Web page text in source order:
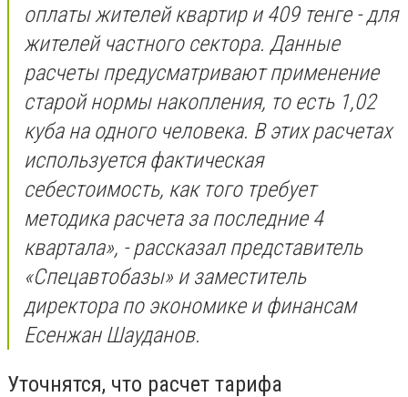
оплаты жителей квартир и 409 тенге - для
жителей частного сектора. Данные
расчеты предусматривают применение
старой нормы накопления, то есть 1,02
куба на одного человека. В этих расчетах
используется фактическая
себестоимость, как того требует
методика расчета за последние 4
квартала», - рассказал представитель
«Спецавтобазы» и заместитель
директора по экономике и финансам
Есенжан Шауданов.
Уточнятся, что расчет тарифа